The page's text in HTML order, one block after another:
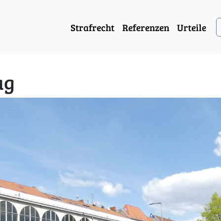
Strafrecht Referenzen Urteile